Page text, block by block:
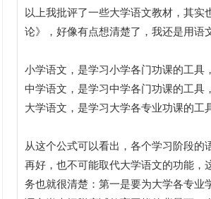
以上我批评了一些大学语文教材，其
论》，好像有点想清楚了，我还是用语
小学语文，是学习小学各门功课的工具
中学语文，是学习中学各门功课的工具
大学语文，是学习大学各专业功课的工
从这个公式可以看出，各个学习阶段
再好，也不可能取代大学语文的功能，
务也就很清楚：第一是要为大学各专